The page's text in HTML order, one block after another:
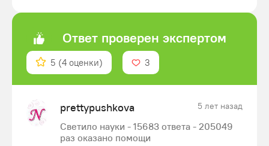
Ответ проверен экспертом
5 (4 оценки) 3
prettypushkova 5 лет назад
Светило науки - 15683 ответа - 205049
раз оказано помощи